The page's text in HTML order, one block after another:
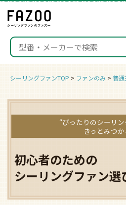
シーリングファンTOP ファンのみ 普通
“ぴったりのシーリ
きっとみつか
初心者のための
シーリングファン選